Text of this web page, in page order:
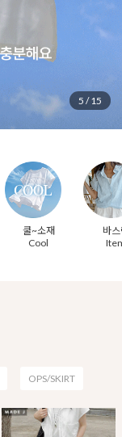
6 /15
쿨~소재
Cool
바
OPS/SKIRT